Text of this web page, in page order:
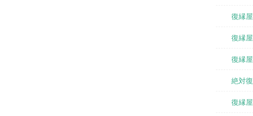
復縁
復縁
復縁
絶対
復縁屋